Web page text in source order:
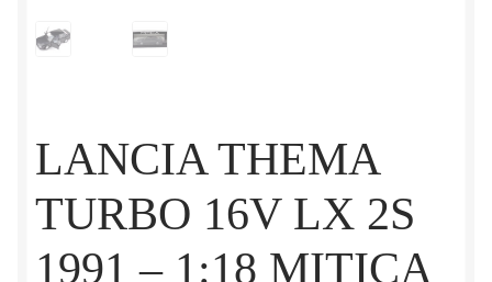
LANCIA THEMA
TURBO 16V LX 2S
1991 – 1:18 MITICA